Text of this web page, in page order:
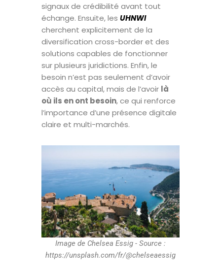
signaux de crédibilité avant tout
échange. Ensuite, les UHNWI
cherchent explicitement de la
diversification cross-border et des
solutions capables de fonctionner
sur plusieurs juridictions. Enfin, le
besoin n’est pas seulement d’avoir
accès au capital, mais de l’avoir là
où ils en ont besoin, ce qui renforce
l’importance d’une présence digitale
claire et multi-marchés.
Image de Chelsea Essig - Source :
https://unsplash.com/fr/@chelseaessig